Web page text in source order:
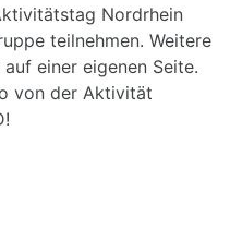
Nordrhein
teilnehmen. Weitere
einer eigenen Seite.
von der Aktivität